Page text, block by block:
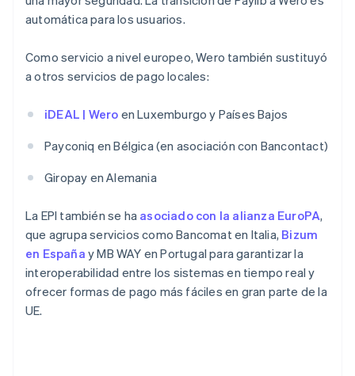
automática para los usuarios.
Como servicio a nivel europeo, Wero también sustituyó
a otros servicios de pago locales:
iDEAL | Wero en Luxemburgo y Países Bajos
Payconiq en Bélgica (en asociación con Bancontact)
Giropay en Alemania
La EPI también se ha asociado con la alianza EuroPA,
que agrupa servicios como Bancomat en Italia, Bizum
en España y MB WAY en Portugal para garantizar la
interoperabilidad entre los sistemas en tiempo real y
ofrecer formas de pago más fáciles en gran parte de la
UE.